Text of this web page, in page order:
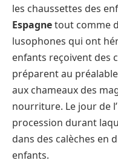
les chaussettes des
Espagnetout comme
lusophones qui ont
enfants reçoivent des
préparent au
aux chameaux des
nourriture. Le jour de
procession durant
dans des calèches en
enfants.